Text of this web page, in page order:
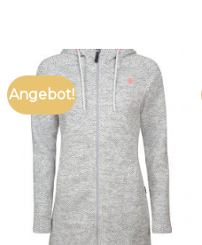
Angebot!